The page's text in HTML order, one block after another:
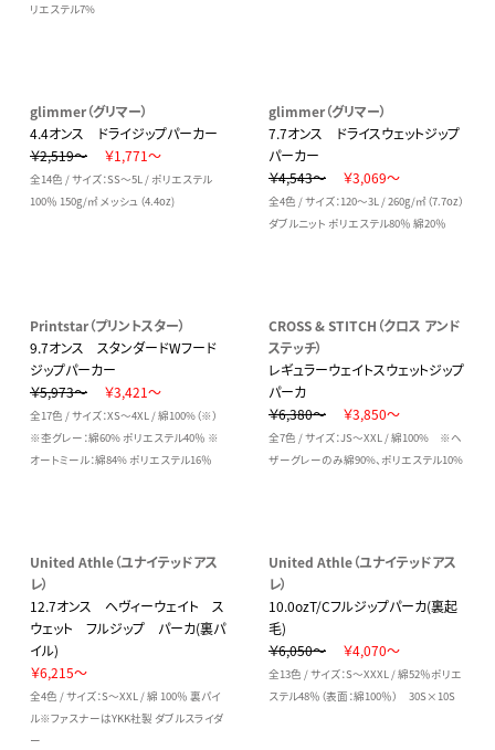
リエステル7%
glimmer（グリマー）
4.4オンス ドライジップパーカー
￥2,519～
￥1,771～
全14色 / サイズ：SS～5L / ポリエステル
100％ 150g/㎡ メッシュ（4.4oz)
glimmer（グリマー）
7.7オンス ドライスウェットジップ
パーカー
￥4,543～
￥3,069～
全4色 / サイズ：120～3L / 260g/㎡（7.7oz）
ダブルニット ポリエステル80％ 綿20％
Printstar（プリントスター）
9.7オンス スタンダードWフード
ジップパーカー
￥5,973～
￥3,421～
全17色 / サイズ：XS～4XL / 綿100%（※）
※杢グレー：綿60% ポリエステル40％ ※
オートミール：綿84% ポリエステル16％
CROSS & STITCH（クロス アンド
ステッチ）
レギュラーウェイトスウェットジップ
パーカ
￥6,380～
￥3,850～
全7色 / サイズ：JS～XXL / 綿100% ※ヘ
ザーグレーのみ綿90%、ポリエステル10%
United Athle（ユナイテッドアス
レ）
12.7オンス ヘヴィーウェイト ス
ウェット フルジップ パーカ(裏パ
イル)
￥6,215～
全4色 / サイズ：S～XXL / 綿 100％ 裏パイ
ル※ファスナーはYKK社製 ダブルスライダ
ー
United Athle（ユナイテッドアス
レ）
10.0ozT/Cフルジップパーカ(裏起
毛)
￥6,050～
￥4,070～
全13色 / サイズ：S～XXXL / 綿52％ポリエ
ステル48％（表面：綿100％） 30S×10S